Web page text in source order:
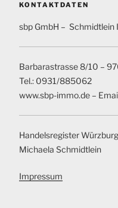
KONTAKTDATEN
sbp GmbH – Schmidtlein
Barbarastrasse 8/10 –
Tel.: 0931/885062
www.sbp-immo.de –
Handelsregister
Michaela Schmidtlein
Impressum